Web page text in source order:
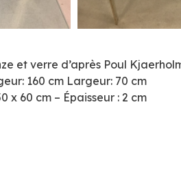
et verre d’après Poul
160 cm Largeur: 70 cm
x 60 cm – Épaisseur : 2 cm